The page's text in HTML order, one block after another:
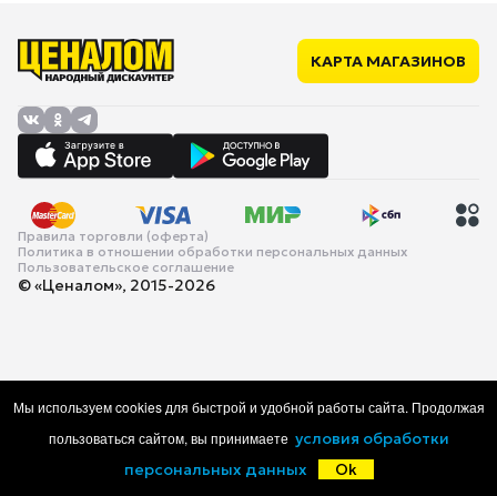
КАРТА МАГАЗИНОВ
Правила торговли (оферта)
Политика в отношении обработки персональных данных
Пользовательское соглашение
© «Ценалом», 2015-2026
Каталог Корзина Избранное
Мы используем cookies для быстрой и удобной работы сайта. Продолжая
пользоваться сайтом, вы принимаете условия обработки
персональных данных
Ok